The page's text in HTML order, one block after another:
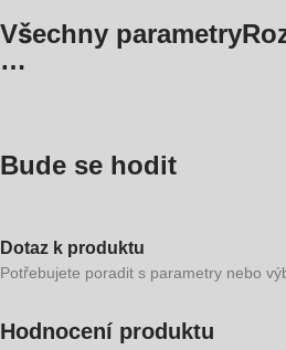
Všechny parametry
…
Bude se hodit
Dotaz k produktu
Potřebujete poradit s parametry nebo
Hodnocení produktu